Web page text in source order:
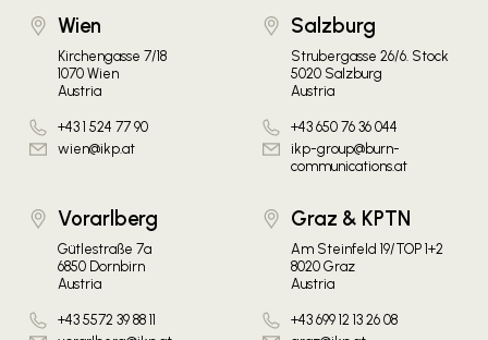
Wien
Kirchengasse 7/18
1070 Wien
Austria
+43 1 524 77 90
wien@ikp.at
Salzburg
Strubergasse 26/6. Stock
5020 Salzburg
Austria
+43 650 76 36 044
ikp-group@burn-
communications.at
Vorarlberg
Gütlestraße 7a
6850 Dornbirn
Austria
+43 5572 39 88 11
Graz & KPTN
Am Steinfeld 19/TOP 1+2
8020 Graz
Austria
+43 699 12 13 26 08